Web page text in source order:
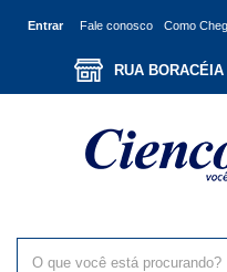
Entrar Fale conosco Como
RUA